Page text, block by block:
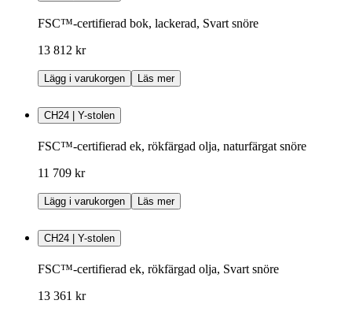
FSC™-certifierad bok, lackerad, Svart snöre
13 812 kr
Lägg i varukorgen Läs mer
CH24 | Y-stolen
FSC™-certifierad ek, rökfärgad olja, naturfärgat snöre
11 709 kr
Lägg i varukorgen Läs mer
CH24 | Y-stolen
FSC™-certifierad ek, rökfärgad olja, Svart snöre
13 361 kr